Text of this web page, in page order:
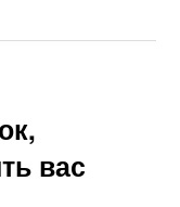
вас